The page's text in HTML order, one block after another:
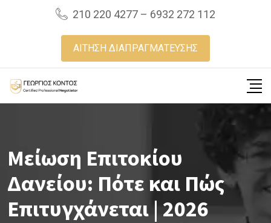
210 220 4277 – 6932 272 112
ΑΙΤΗΣΗ ΔΙΑΠΡΑΓΜΑΤΕΥΣΗΣ
Μείωση Επιτοκίου
Δανείου: Πότε και Πώς
Επιτυγχάνεται | 2026